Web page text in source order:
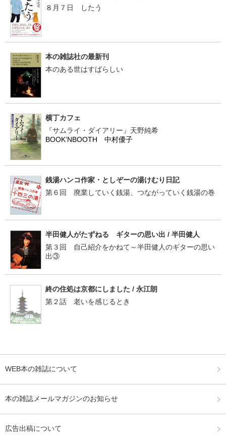
８月７日 したう
本の雑誌社の最新刊
本のある世はすばらしい
横丁カフェ
『サムライ・ダイアリー』天野純希
BOOK’NBOOTH 中村優子
銭湯ハンコ作家・としぞーの湯けむり日記
第６回 廃業していく銭湯、つながっていく銭湯の巻
半田健人がたずねる ギターの思い出 / 半田健人
第３回 自己紹介をかねて～半田健人のギターの思い
出③
終の住処は京都にしました / 永江朗
第２話 老いを感じるとき
WEB本の雑誌について
本の雑誌メールマガジンのお知らせ
広告出稿について